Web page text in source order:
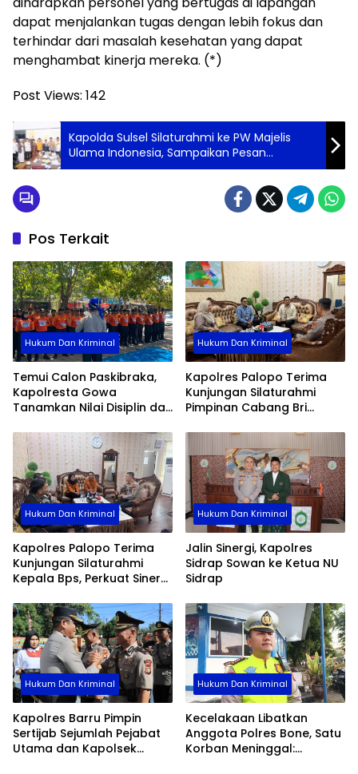
dapat menjalankan tugas dengan lebih fokus dan
terhindar dari masalah kesehatan yang dapat
menghambat kinerja mereka. (*)
Post Views: 142
Kapolda Sulsel Silaturahmi ke PW Majelis
Ulama Indonesia, Sampaikan Pesan
Kamtibmas
Pos Terkait
Hukum Dan Kriminal
Temui Calon Paskibraka,
Kapolresta Gowa
Tanamkan Nilai Disiplin dan
Hukum Dan Kriminal
Kapolres Palopo Terima
Kunjungan Silaturahmi
Pimpinan Cabang Bri
Hukum Dan Kriminal
Kapolres Palopo Terima
Kunjungan Silaturahmi
Kepala Bps, Perkuat Sinergi
Hukum Dan Kriminal
Jalin Sinergi, Kapolres
Sidrap Sowan ke Ketua NU
Sidrap
Hukum Dan Kriminal
Kapolres Barru Pimpin
Sertijab Sejumlah Pejabat
Utama dan Kapolsek
Hukum Dan Kriminal
Kecelakaan Libatkan
Anggota Polres Bone, Satu
Korban Meninggal: